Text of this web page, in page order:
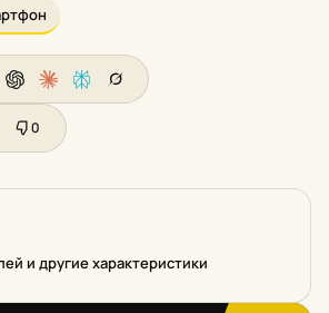
0
и другие характеристики